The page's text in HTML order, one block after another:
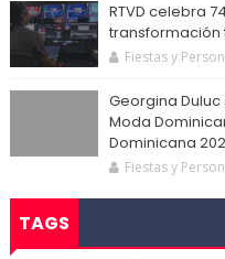
RTVD celebra
transformación
Fiestas y
Georgina
Moda
Dominicana
Fiestas y
TAGS